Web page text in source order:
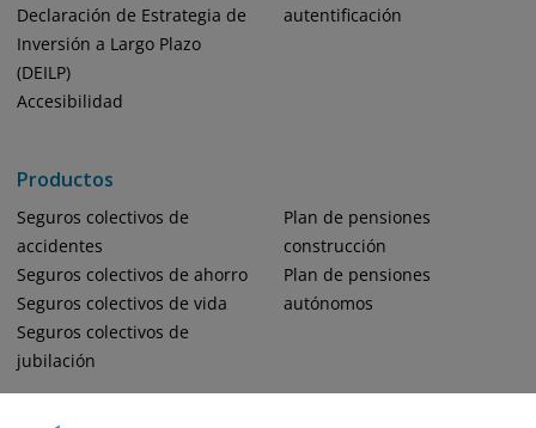
Declaración de Estrategia de
Inversión a Largo Plazo
(DEILP)
Accesibilidad
Productos
Seguros colectivos de
accidentes
Seguros colectivos de ahorro
Seguros colectivos de vida
Seguros colectivos de
jubilación
Plan de pensiones
construcción
Plan de pensiones
autónomos
autentificación